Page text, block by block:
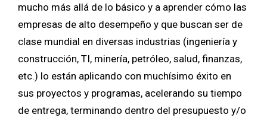
mucho más allá de lo básico y a aprender cómo las
empresas de alto desempeño y que buscan ser de
clase mundial en diversas industrias (ingeniería y
construcción, TI, minería, petróleo, salud, finanzas,
etc.) lo están aplicando con muchísimo éxito en
sus proyectos y programas, acelerando su tiempo
de entrega, terminando dentro del presupuesto y/o